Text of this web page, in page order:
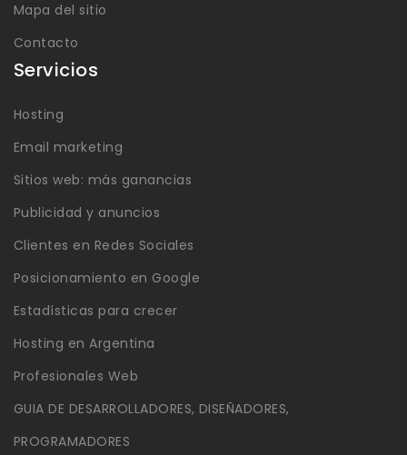
Mapa del sitio
Contacto
Servicios
Hosting
Email marketing
Sitios web: más ganancias
Publicidad y anuncios
Clientes en Redes Sociales
Posicionamiento en Google
Estadísticas para crecer
Hosting en Argentina
Profesionales Web
GUIA DE DESARROLLADORES, DISEÑADORES,
PROGRAMADORES